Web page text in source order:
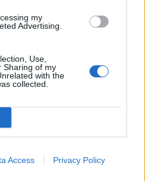
my
Advertising.
Use,
Sharing of my
with the
collected.
Access Privacy Policy